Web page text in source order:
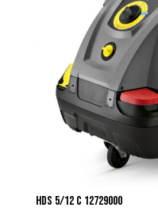
HDS 5/12 C 12729000